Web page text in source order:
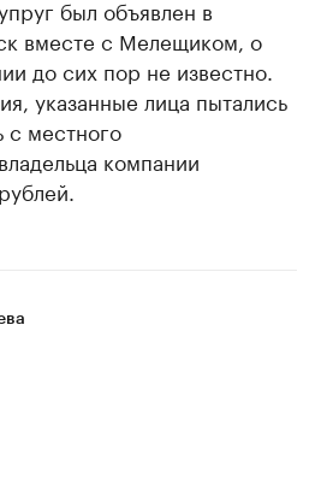
был объявлен в
вместе с Мелещиком, о
до сих пор не известно.
указанные лица пытались
с местного
компании